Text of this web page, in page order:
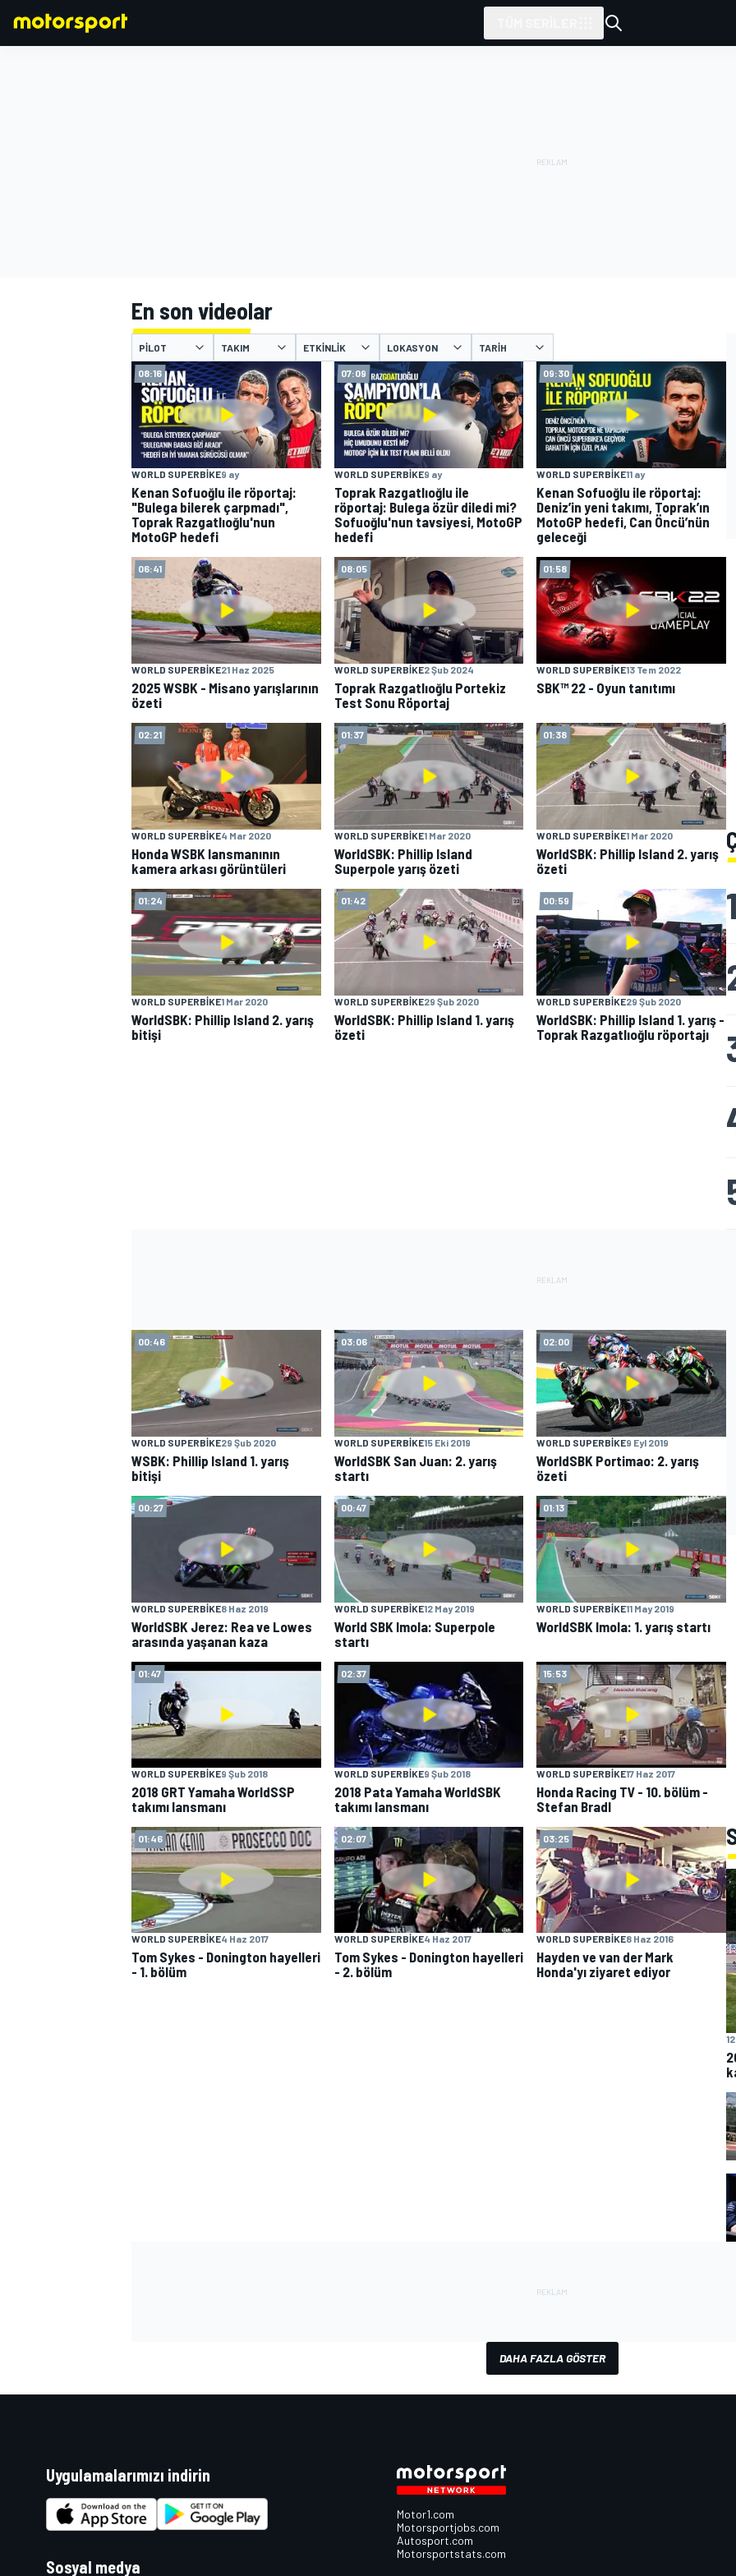
MOTOGP
WORLD SUPERBIKE
En son videolar
PILOT TAKIM ETKINLIK LOKASYON TARIH
08:16
WORLD SUPERBIKE9 ay
Kenan Sofuoğlu ile röportaj:
"Bulega bilerek çarpmadı",
Toprak Razgatlıoğlu'nun
MotoGP hedefi
07:09
WORLD SUPERBIKE9 ay
Toprak Razgatlıoğlu ile
röportaj: Bulega özür diledi mi?
Sofuoğlu'nun tavsiyesi, MotoGP
hedefi
09:30
WORLD SUPERBIKE11 ay
Kenan Sofuoğlu ile röportaj:
Deniz’in yeni takımı, Toprak’ın
MotoGP hedefi, Can Öncü’nün
geleceği
06:41
WORLD SUPERBIKE21 Haz 2025
2025 WSBK - Misano yarışlarının
özeti
08:05
WORLD SUPERBIKE2 Şub 2024
Toprak Razgatlıoğlu Portekiz
Test Sonu Röportaj
01:58
WORLD SUPERBIKE13 Tem 2022
SBK™ 22 - Oyun tanıtımı
02:21
WORLD SUPERBIKE4 Mar 2020
Honda WSBK lansmanının
kamera arkası görüntüleri
01:37
WORLD SUPERBIKE1 Mar 2020
WorldSBK: Phillip Island
Superpole yarış özeti
01:38
WORLD SUPERBIKE1 Mar 2020
WorldSBK: Phillip Island 2. yarış
özeti
01:24
WORLD SUPERBIKE1 Mar 2020
WorldSBK: Phillip Island 2. yarış
bitişi
01:42
WORLD SUPERBIKE29 Şub 2020
WorldSBK: Phillip Island 1. yarış
özeti
00:59
WORLD SUPERBIKE29 Şub 2020
WorldSBK: Phillip Island 1. yarış -
Toprak Razgatlıoğlu röportajı
1
00:46
WORLD SUPERBIKE29 Şub 2020
WSBK: Phillip Island 1. yarış
bitişi
03:06
WORLD SUPERBIKE15 Eki 2019
WorldSBK San Juan: 2. yarış
startı
02:00
WORLD SUPERBIKE9 Eyl 2019
WorldSBK Portimao: 2. yarış
özeti
00:27
WORLD SUPERBIKE8 Haz 2019
WorldSBK Jerez: Rea ve Lowes
arasında yaşanan kaza
00:47
WORLD SUPERBIKE12 May 2019
World SBK Imola: Superpole
startı
01:13
WORLD SUPERBIKE11 May 2019
WorldSBK Imola: 1. yarış startı
01:47
WORLD SUPERBIKE9 Şub 2018
2018 GRT Yamaha WorldSSP
takımı lansmanı
02:37
WORLD SUPERBIKE9 Şub 2018
2018 Pata Yamaha WorldSBK
takımı lansmanı
15:53
WORLD SUPERBIKE17 Haz 2017
Honda Racing TV - 10. bölüm -
Stefan Bradl
01:46
WORLD SUPERBIKE4 Haz 2017
Tom Sykes - Donington hayelleri
- 1. bölüm
02:07
WORLD SUPERBIKE4 Haz 2017
Tom Sykes - Donington hayelleri
- 2. bölüm
03:25
WORLD SUPERBIKE8 Haz 2016
Hayden ve van der Mark
Honda'yı ziyaret ediyor
DAHA FAZLA GÖSTER
Uygulamalarımızı indirin
Sosyal medya
Motor1.com
Motorsportjobs.com
Autosport.com
Motorsportstats.com